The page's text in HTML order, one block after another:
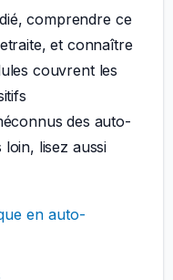
comprendre ce
et connaître
couvrent les
des auto-
lisez aussi
en auto-